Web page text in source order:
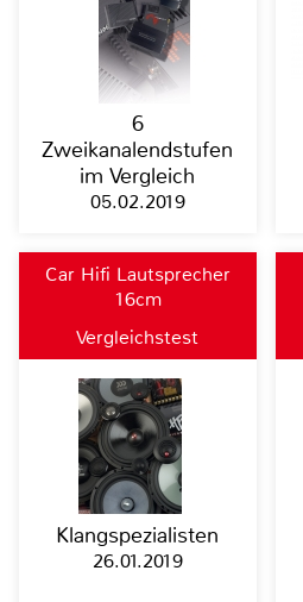
6
Zweikanalendstufen
im Vergleich
05.02.2019
Car Hifi Lautsprecher
16cm
Vergleichstest
Klangspezialisten
26.01.2019